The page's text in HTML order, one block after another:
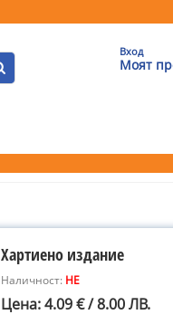
Вход
Моят
Хартиено издание
Наличност: НЕ
Цена: 4.09 € / 8.00 ЛВ.